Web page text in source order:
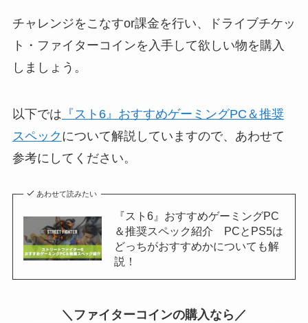
チャレンジをこなすor課金を行い、ドライブチケッ
ト・ファイターコインを入手して欲しい物を購入
しましょう。
以下では 『スト6』おすすめゲーミングPC＆推奨
スペック について解説していますので、あわせて
参考にしてください。
あわせて読みたい
『スト6』おすすめゲーミングPC
＆推奨スペック紹介 PCとPS5は
どっちがおすすめかについても解
説！
＼ファイターコインの購入なら／